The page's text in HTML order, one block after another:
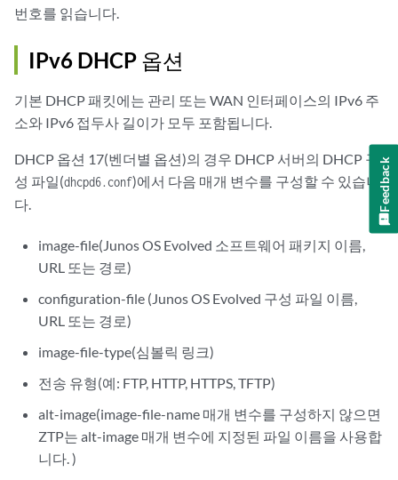
번호를 읽습니다.
IPv6 DHCP 옵션
기본 DHCP 패킷에는 관리 또는 WAN 인터페이스의 IPv6 주
소와 IPv6 접두사 길이가 모두 포함됩니다.
DHCP 옵션 17(벤더별 옵션)의 경우 DHCP 서버의 DHCP 구
성 파일(dhcpd6.conf)에서 다음 매개 변수를 구성할 수 있습니
다.
image-file(Junos OS Evolved 소프트웨어 패키지 이름,
URL 또는 경로)
configuration-file (Junos OS Evolved 구성 파일 이름,
URL 또는 경로)
image-file-type(심볼릭 링크)
전송 유형(예: FTP, HTTP, HTTPS, TFTP)
alt-image(image-file-name 매개 변수를 구성하지 않으면
ZTP는 alt-image 매개 변수에 지정된 파일 이름을 사용합
니다. )
Feedback